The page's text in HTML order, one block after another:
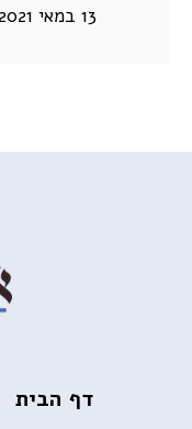
13 במאי 2021
דף הבית